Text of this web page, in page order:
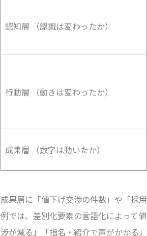
認知層 （認識は変わったか）
行動層 （動きは変わったか）
成果層 （数字は動いたか）
成果層に「値下げ交渉の件数」や「採
例では、差別化要素の言語化によって
渉が減る」「指名・紹介で声がかかる